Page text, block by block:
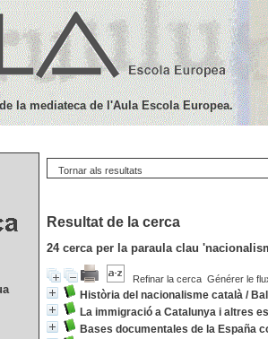
Tornar als resultats
Resultat de la cerca
24cerca per la paraula clau
Refinar la cerca Générer le
Història del nacionalisme català /
La immigració a Catalunya i altres
Bases documentales de la España
la mediateca de l'Aula Escola Europea.